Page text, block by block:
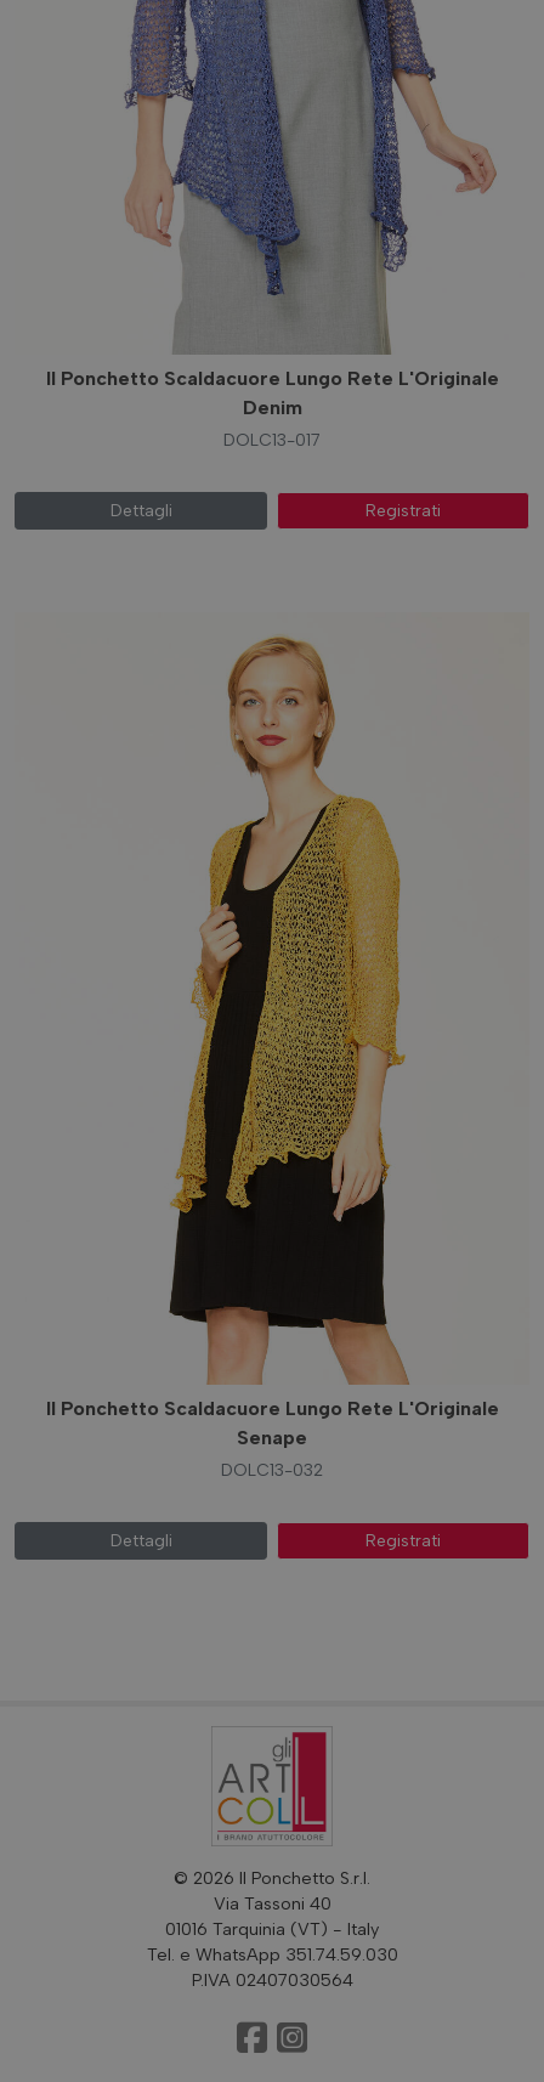
Il Ponchetto Scaldacuore Lungo Rete L'Originale
Denim
DOLC13-017
Dettagli Registrati
Il Ponchetto Scaldacuore Lungo Rete L'Originale
Senape
DOLC13-032
Dettagli Registrati
© 2026 Il Ponchetto S.r.l.
Via Tassoni 40
01016 Tarquinia (VT) - Italy
Tel. e WhatsApp 351.74.59.030
P.IVA 02407030564